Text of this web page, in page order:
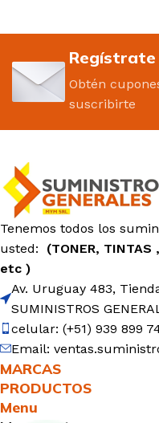
Obtén
suscribirte
Tenemos todos los
usted: (TONER, TINTAS
etc )
Av. Uruguay 483,
SUMINISTROS
celular: (+51) 939 899
Email:
MARCAS
PRODUCTOS
Menu